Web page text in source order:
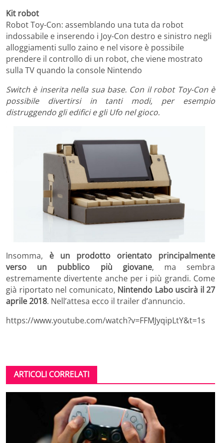
Kit robot
Robot Toy-Con: assemblando una tuta da robot
indossabile e inserendo i Joy-Con destro e sinistro negli
alloggiamenti sullo zaino e nel visore è possibile
prendere il controllo di un robot, che viene mostrato
sulla TV quando la console Nintendo
Switch è inserita nella sua base. Con il robot Toy-Con è
possibile divertirsi in tanti modi, per esempio
distruggendo gli edifici e gli Ufo nel gioco.
Insomma, è un prodotto orientato principalmente
verso un pubblico più giovane, ma sembra
estremamente divertente anche per i più grandi. Come
già riportato nel comunicato, Nintendo Labo uscirà il 27
aprile 2018. Nell’attesa ecco il trailer d’annuncio.
https://www.youtube.com/watch?v=FFMJyqipLtY&t=1s
ARTICOLI CORRELATI